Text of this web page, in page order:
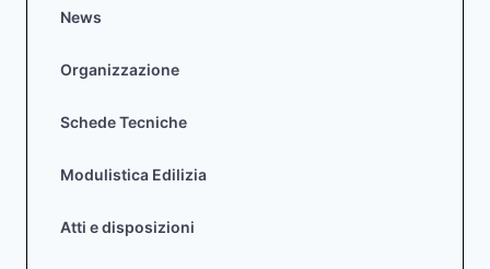
News
Organizzazione
Schede Tecniche
Modulistica Edilizia
Atti e disposizioni